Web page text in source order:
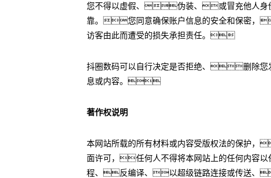
您不得以虚假、伪装、或冒充他人身
靠。您同意确保账户信息的安全和保密，
访客由此而遭受的损失承担责任。
抖圈数码可以自行决定是否拒绝、删除
息或内容。
著作权说明
本网站所载的所有材料或内容受版权法的保护
面许可，任何人不得将本网站上的任何
程、反编译、以超级链路连接或传送、